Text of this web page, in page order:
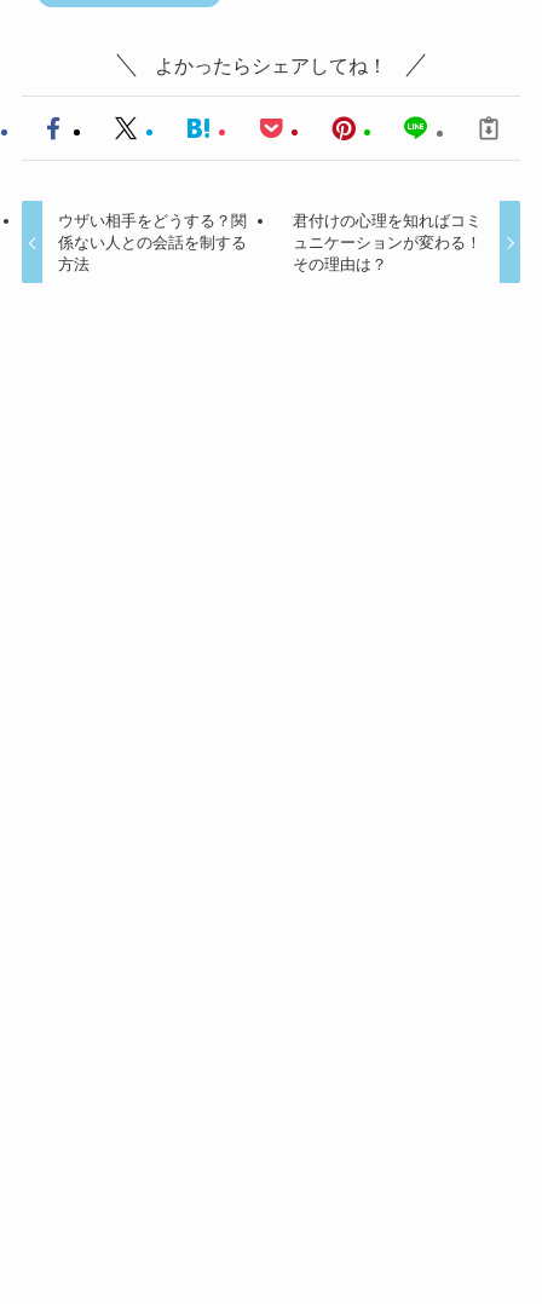
よかったらシェアしてね！
ウザい相手をどうする？関
係ない人との会話を制する
方法
君付けの心理を知ればコミ
ュニケーションが変わる！
その理由は？